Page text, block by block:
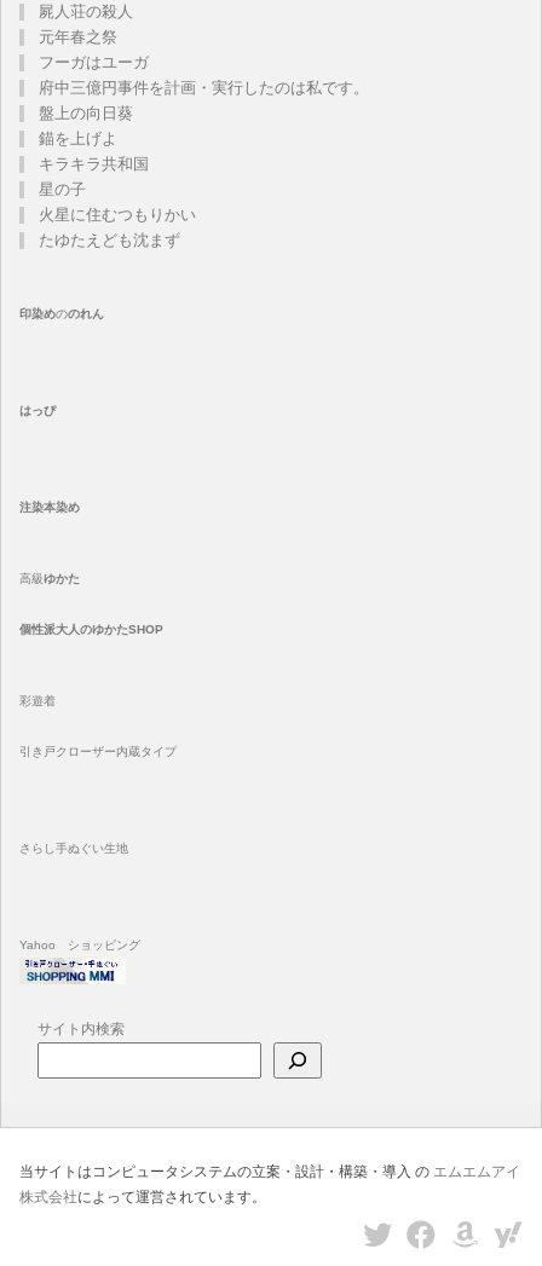
屍人荘の殺人
元年春之祭
フーガはユーガ
府中三億円事件を計画・実行したのは私です。
盤上の向日葵
錨を上げよ
キラキラ共和国
星の子
火星に住むつもりかい
たゆたえども沈まず
印染めののれん
はっぴ
注染本染め
高級ゆかた
個性派大人のゆかたSHOP
彩遊着
引き戸クローザー内蔵タイプ
さらし手ぬぐい生地
Yahoo ショッピング
サイト内検索
当サイトはコンピュータシステムの立案・設計・構築・導入 の エムエムアイ
株式会社によって運営されています。